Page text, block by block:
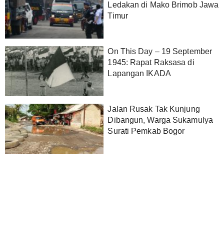
Ledakan di Mako Brimob Jawa
Timur
On This Day – 19 September
1945: Rapat Raksasa di
Lapangan IKADA
Jalan Rusak Tak Kunjung
Dibangun, Warga Sukamulya
Surati Pemkab Bogor